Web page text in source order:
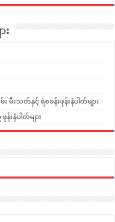
း
းသတ်နှင့် ရဲစခန်းဖုန်းနံပါတ်များ
နံပါတ်များ